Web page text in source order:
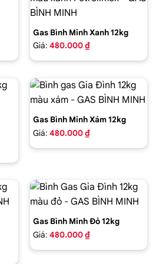
Gas Bình Minh Xanh 12kg
Giá: 480.000 ₫
Gas Bình Minh Xám 12kg
Giá: 480.000 ₫
Gas Bình Minh Đỏ 12kg
Giá: 480.000 ₫